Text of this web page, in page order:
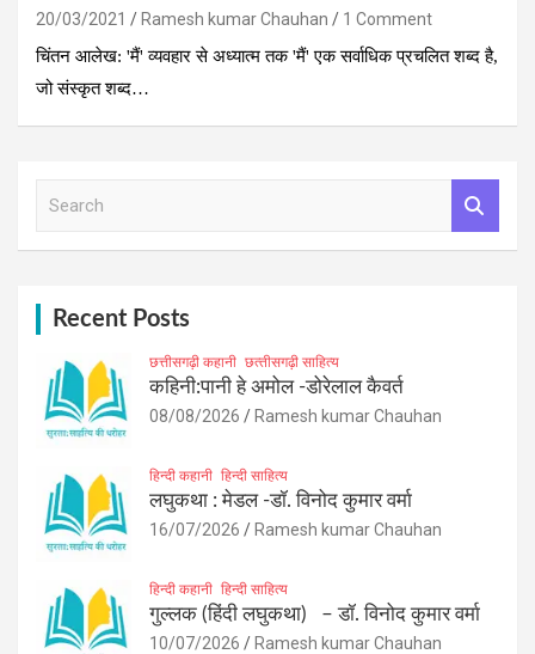
20/03/2021 Ramesh kumar Chauhan
1 Comment
चिंतन आलेख: 'मैं' व्‍यवहार से अध्‍यात्‍म तक 'मैं' एक सर्वाधिक प्रचलित शब्‍द है,
जो संस्‍कृत शब्‍द…
Recent Posts
छत्तीसगढ़ी कहानी छत्‍तीसगढ़ी साहित्‍य
कहिनी:पानी हे अमोल -डोरेलाल कैवर्त
08/08/2026 Ramesh kumar Chauhan
हिन्दी कहानी हिन्दी साहित्य
लघुकथा : मेडल -डॉ. विनोद कुमार वर्मा
16/07/2026 Ramesh kumar Chauhan
हिन्दी कहानी हिन्दी साहित्य
गुल्लक (हिंदी लघुकथा) – डॉ. विनोद कुमार वर्मा
10/07/2026 Ramesh kumar Chauhan